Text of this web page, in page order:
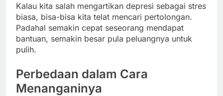
Kalau kita salah mengartikan depresi sebagai stres
biasa, bisa-bisa kita telat mencari pertolongan.
Padahal semakin cepat seseorang mendapat
bantuan, semakin besar pula peluangnya untuk
pulih.
Perbedaan dalam Cara
Menanganinya